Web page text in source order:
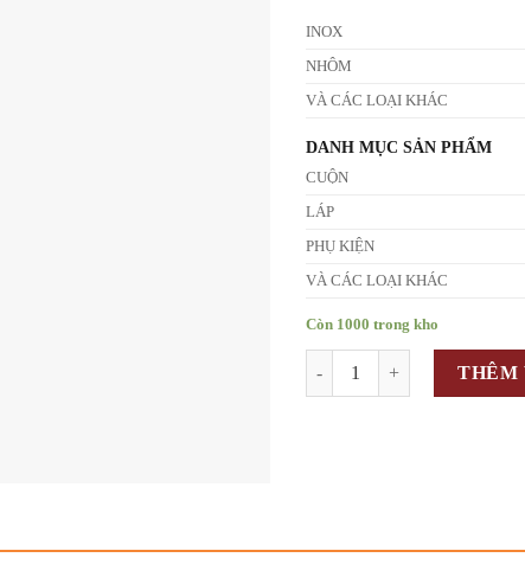
INOX
NHÔM
VÀ CÁC LOẠI KHÁC
DANH MỤC SẢN PHẨM
CUỘN
LÁP
PHỤ KIỆN
VÀ CÁC LOẠI KHÁC
Còn 1000 trong kho
THÊM